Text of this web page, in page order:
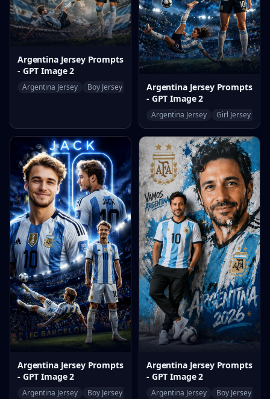
Argentina Jersey Prompts
- GPT Image 2
Argentina Jersey Boy Jersey World Cup
Argentina Jersey Prompts
- GPT Image 2
Argentina Jersey Girl Jersey
Argentina Jersey Prompts
- GPT Image 2
Argentina Jersey Boy Jersey World Cup
Argentina Jersey Prompts
- GPT Image 2
Argentina Jersey Boy Jersey